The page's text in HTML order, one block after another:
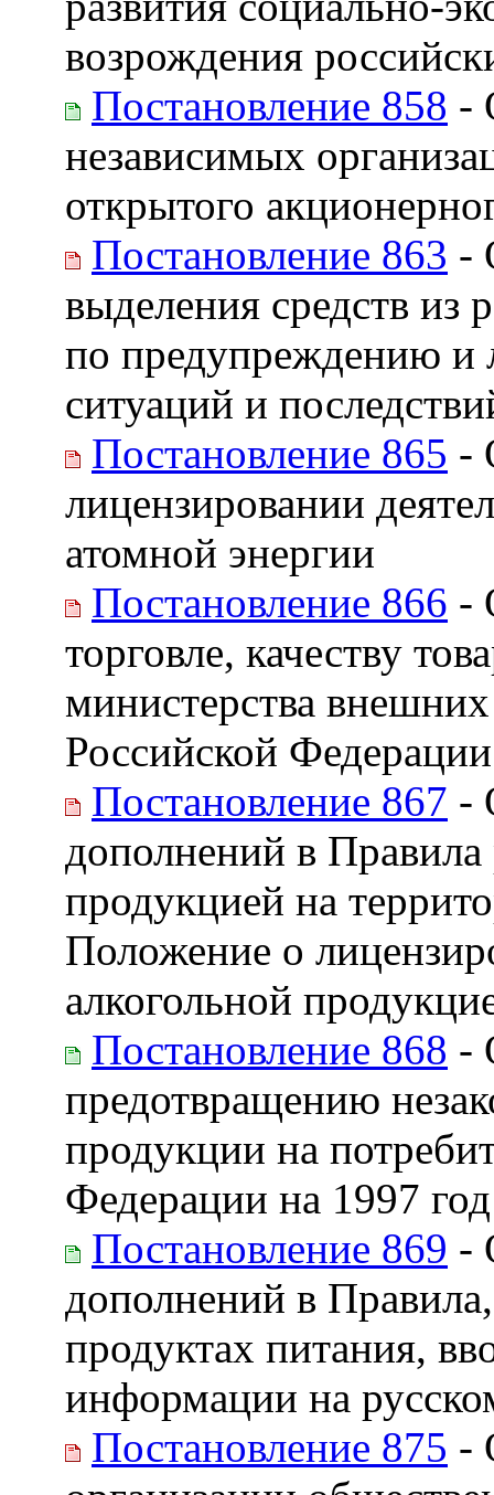
возрождения
Постановление 858 -
независимых
открытого
Постановление 863 -
выделения средств из
по предупреждению и
ситуаций и
Постановление 865 -
лицензировании
атомной энергии
Постановление 866 -
торговле, качеству
министерства
Российской Федерации
Постановление 867 -
дополнений в Правила
продукцией на
Положение о
алкогольной
Постановление 868 -
предотвращению
продукции на
Федерации на 1997 год
Постановление 869 -
дополнений в
продуктах питания,
информации на
Постановление 875 -